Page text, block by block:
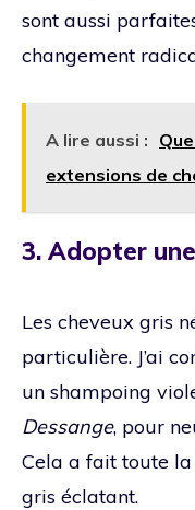
sont aussi
changement
A lire aussi :
extensions de
3. Adopter
Les cheveux gris
particulière. J’ai
un shampoing
Dessange, pour
Cela a fait toute
gris éclatant.